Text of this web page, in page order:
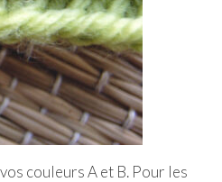
couleurs A et B. Pour les